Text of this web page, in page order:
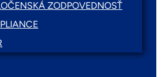
ZODPOVEDNOSŤ